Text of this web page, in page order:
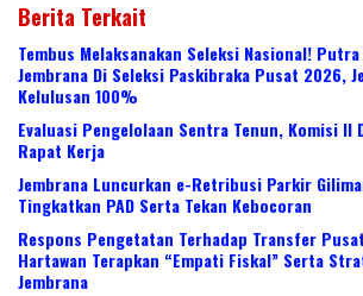
Berita Terkait
Tembus Melaksanakan Seleksi Nasional!
Jembrana Di Seleksi Paskibraka Pusat 2026,
Kelulusan 100%
Evaluasi Pengelolaan Sentra Tenun, Komisi II
Rapat Kerja
Jembrana Luncurkan e-Retribusi Parkir
Tingkatkan PAD Serta Tekan Kebocoran
Respons Pengetatan Terhadap Transfer
Hartawan Terapkan “Empati Fiskal” Serta
Jembrana